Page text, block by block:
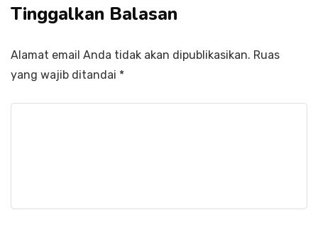
Tinggalkan Balasan
Alamat email Anda tidak akan dipublikasikan. Ruas
yang wajib ditandai *